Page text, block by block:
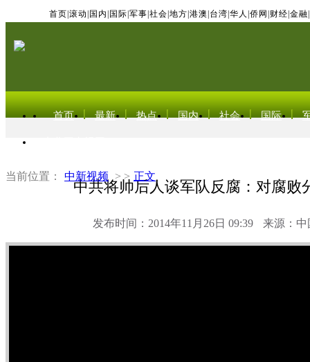
首页 滚动 国内 国际 军事 社会 地方 港澳 台湾 华人 侨网 财经 金融
首页 最新 热点 国内 社会 国际
当前位置： 中新视频 > > 正文
中共将帅后人谈军队反腐：对腐败
发布时间：2014年11月26日 09:39 来源：中